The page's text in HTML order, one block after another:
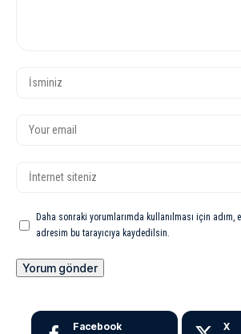
Daha sonraki yorumlarımda kullanılması için adım,
adresim bu tarayıcıya kaydedilsin.
Facebook X